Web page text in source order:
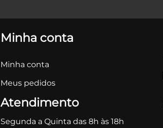
Minha conta
Minha conta
Meus pedidos
Atendimento
Segunda a Quinta das 8h às 18h